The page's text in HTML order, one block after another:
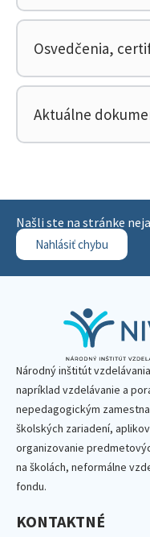
Osvedčenia,
Aktuálne
Našli ste na stránke
Nahlásiť chybu
Národný inštitút
napríklad vzdelávanie a
nepedagogickým
školských zariadení,
organizovanie
na školách, neformálne
fondu.
KONTAKTNÉ